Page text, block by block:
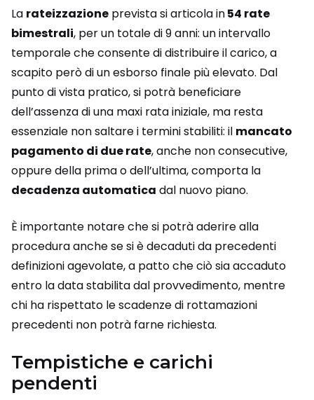
La rateizzazione prevista si articola in54 rate
bimestrali, per un totale di 9 anni: un intervallo
temporale che consente di distribuire il carico, a
scapito però di un esborso finale più elevato. Dal
punto di vista pratico, si potrà beneficiare
dell’assenza di una maxi rata iniziale, ma resta
essenziale non saltare i termini stabiliti: il mancato
pagamento di due rate, anche non consecutive,
oppure della prima o dell’ultima, comporta la
decadenza automatica dal nuovo piano.
È importante notare che si potrà aderire alla
procedura anche se si è decaduti da precedenti
definizioni agevolate, a patto che ciò sia accaduto
entro la data stabilita dal provvedimento, mentre
chi ha rispettato le scadenze di rottamazioni
precedenti non potrà farne richiesta.
Tempistiche e carichi
pendenti